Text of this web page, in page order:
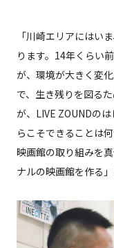
「川崎エリアにはい
ります。14年くらい
が、環境が大きく変
で、生き残りを図る
が、LIVE ZOUNDの
らこそできることは
映画館の取り組みを
ナルの映画館を作る